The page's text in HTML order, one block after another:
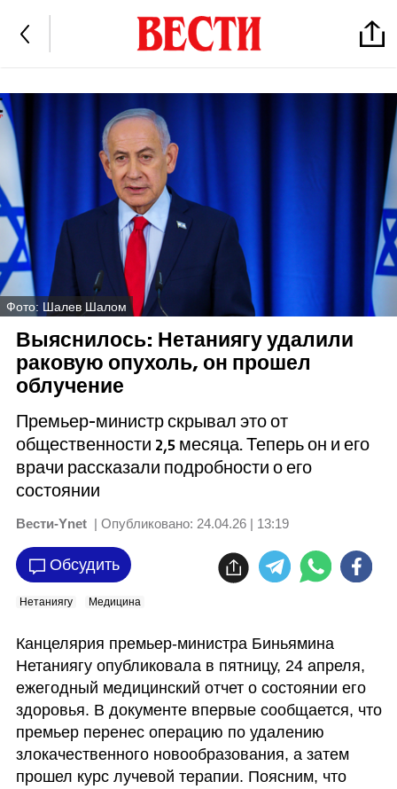
Фото: Шалев Шалом
Выяснилось: Нетаниягу удалили
раковую опухоль, он прошел
облучение
Премьер-министр скрывал это от
общественности 2,5 месяца. Теперь он и его
врачи рассказали подробности о его
состоянии
Вести-Ynet | Опубликовано: 24.04.26 | 13:19
Обсудить
Нетаниягу Медицина
Канцелярия премьер-министра Биньямина
Нетаниягу опубликовала в пятницу, 24 апреля,
ежегодный медицинский отчет о состоянии его
здоровья. В документе впервые сообщается, что
премьер перенес операцию по удалению
злокачественного новообразования, а затем
прошел курс лучевой терапии. Поясним, что